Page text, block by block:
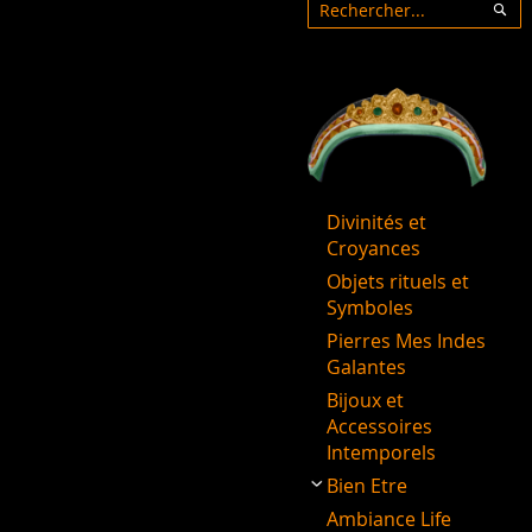
Rechercher
Divinités et
Croyances
Objets rituels et
Symboles
Pierres Mes Indes
Galantes
Bijoux et
Accessoires
Intemporels
Bien Etre
Ambiance Life